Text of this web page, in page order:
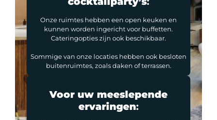
Onze ruimtes hebben een open keuken en
kunnen worden ingericht voor buffetten.
Cateringopties zijn ook beschikbaar.
Sommige van onze locaties hebben ook besloten
buitenruimtes, zoals daken of terrassen.
Voor uw meeslepende
ervaringen: